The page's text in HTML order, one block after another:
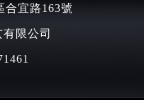
合宜路163號
限公司